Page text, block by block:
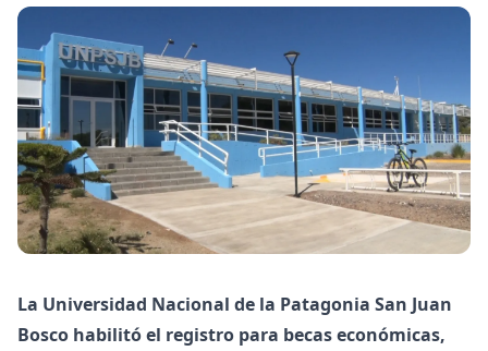
La Universidad Nacional de la Patagonia San Juan
Bosco habilitó el registro para becas económicas,